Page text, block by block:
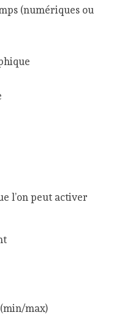
(numériques ou
l’on peut activer
max)